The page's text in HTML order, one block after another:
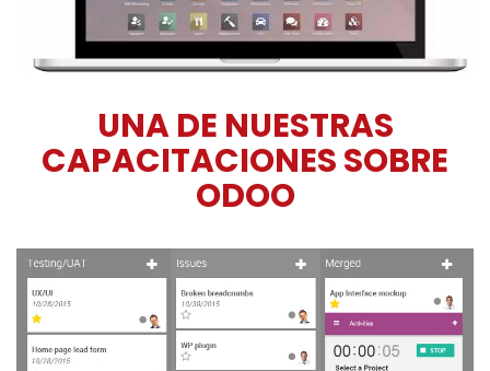
UNA DE NUESTRAS
CAPACITACIONES SOBRE
ODOO